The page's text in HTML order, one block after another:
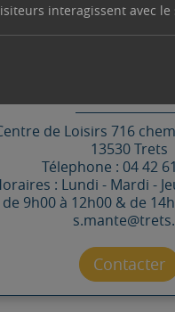
interagissent avec le
de Loisirs 716
13530 Trets
Télephone : 04 42
: Lundi - Mardi -
de 9h00 à 12h00 & de
Contacter
Contacter